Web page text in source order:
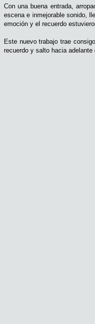
Con una buena entrada,
escena e inmejorable sonido,
emoción y el recuerdo
Este nuevo trabajo trae
recuerdo y salto hacia